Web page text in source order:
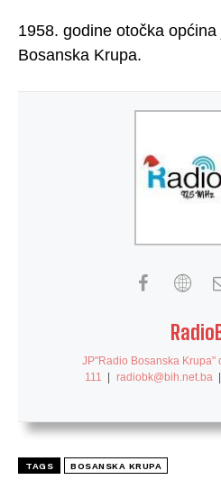
1958. godine otočka
Bosanska Krupa.
JP"Radio Bosanska Krupa"
111
| radiobk@bih.net.ba |
TAGS BOSANSKA KRUPA